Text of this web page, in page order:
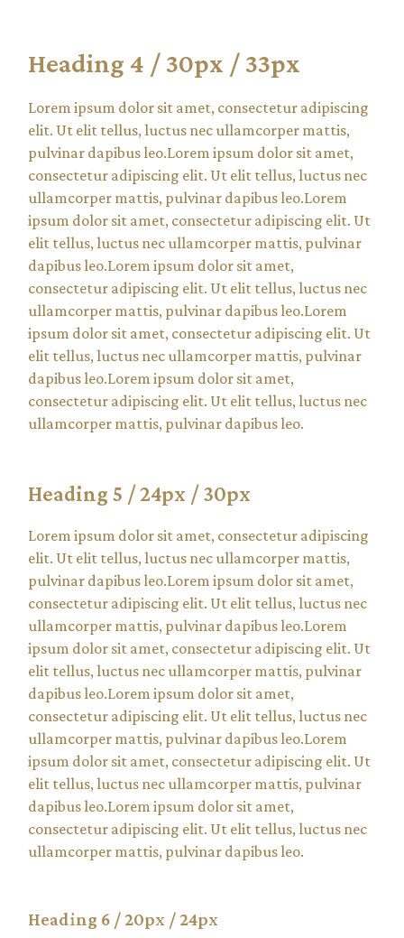
Heading 4 / 30px / 33px
Lorem ipsum dolor sit amet, consectetur adipiscing
elit. Ut elit tellus, luctus nec ullamcorper mattis,
pulvinar dapibus leo.Lorem ipsum dolor sit amet,
consectetur adipiscing elit. Ut elit tellus, luctus nec
ullamcorper mattis, pulvinar dapibus leo.Lorem
ipsum dolor sit amet, consectetur adipiscing elit. Ut
elit tellus, luctus nec ullamcorper mattis, pulvinar
dapibus leo.Lorem ipsum dolor sit amet,
consectetur adipiscing elit. Ut elit tellus, luctus nec
ullamcorper mattis, pulvinar dapibus leo.Lorem
ipsum dolor sit amet, consectetur adipiscing elit. Ut
elit tellus, luctus nec ullamcorper mattis, pulvinar
dapibus leo.Lorem ipsum dolor sit amet,
consectetur adipiscing elit. Ut elit tellus, luctus nec
ullamcorper mattis, pulvinar dapibus leo.
Heading 5 / 24px / 30px
Lorem ipsum dolor sit amet, consectetur adipiscing
elit. Ut elit tellus, luctus nec ullamcorper mattis,
pulvinar dapibus leo.Lorem ipsum dolor sit amet,
consectetur adipiscing elit. Ut elit tellus, luctus nec
ullamcorper mattis, pulvinar dapibus leo.Lorem
ipsum dolor sit amet, consectetur adipiscing elit. Ut
elit tellus, luctus nec ullamcorper mattis, pulvinar
dapibus leo.Lorem ipsum dolor sit amet,
consectetur adipiscing elit. Ut elit tellus, luctus nec
ullamcorper mattis, pulvinar dapibus leo.Lorem
ipsum dolor sit amet, consectetur adipiscing elit. Ut
elit tellus, luctus nec ullamcorper mattis, pulvinar
dapibus leo.Lorem ipsum dolor sit amet,
consectetur adipiscing elit. Ut elit tellus, luctus nec
ullamcorper mattis, pulvinar dapibus leo.
Heading 6 / 20px / 24px